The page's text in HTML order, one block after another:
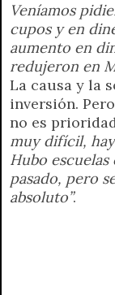
Veníamos
cupos y en
aumento en
redujeron en
La causa y la
inversión.
no es
muy difícil,
Hubo
pasado, pero
absoluto”.